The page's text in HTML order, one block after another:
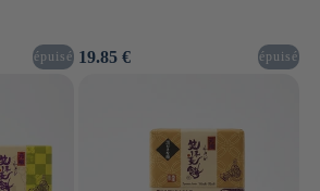
épuisé Precio
19.85 € épuisé